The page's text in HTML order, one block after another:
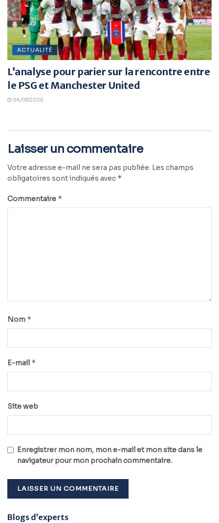
ACTUALITÉ
L’analyse pour parier sur la rencontre entre
le PSG et Manchester United
06/08/2026
Laisser un commentaire
Votre adresse e-mail ne sera pas publiée. Les champs
obligatoires sont indiqués avec *
Commentaire *
Nom *
E-mail *
Site web
Enregistrer mon nom, mon e-mail et mon site dans le
navigateur pour mon prochain commentaire.
Alternative:
Blogs d’experts